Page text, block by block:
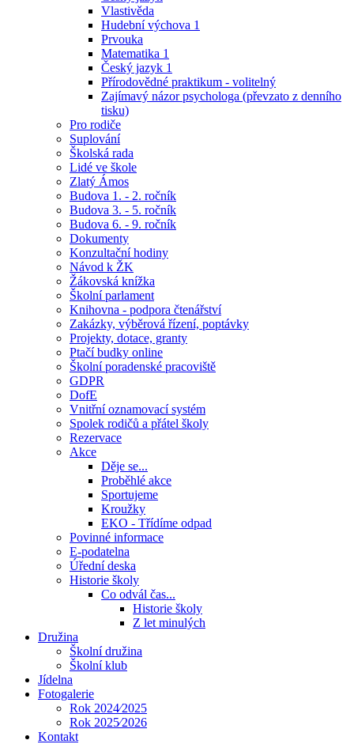
Vlastivěda
Hudební výchova 1
Prvouka
Matematika 1
Český jazyk 1
Přírodovědné praktikum - volitelný
Zajímavý názor psychologa (převzato z denního
tisku)
Pro rodiče
Suplování
Školská rada
Lidé ve škole
Zlatý Ámos
Budova 1. - 2. ročník
Budova 3. - 5. ročník
Budova 6. - 9. ročník
Dokumenty
Konzultační hodiny
Návod k ŽK
Žákovská knížka
Školní parlament
Knihovna - podpora čtenářství
Zakázky, výběrová řízení, poptávky
Projekty, dotace, granty
Ptačí budky online
Školní poradenské pracoviště
GDPR
DofE
Vnitřní oznamovací systém
Spolek rodičů a přátel školy
Rezervace
Akce
Děje se...
Proběhlé akce
Sportujeme
Kroužky
EKO - Třídíme odpad
Povinné informace
E-podatelna
Úřední deska
Historie školy
Co odvál čas...
Historie školy
Z let minulých
Družina
Školní družina
Školní klub
Jídelna
Fotogalerie
Rok 2024⁄2025
Rok 2025⁄2026
Kontakt